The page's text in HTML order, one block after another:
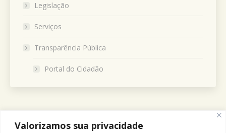
Valorizamos sua privacidade
Legislação
Serviços
Transparência Pública
Portal do Cidadão